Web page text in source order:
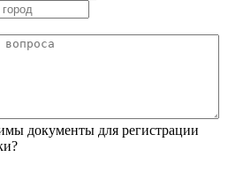
документы для регистрации